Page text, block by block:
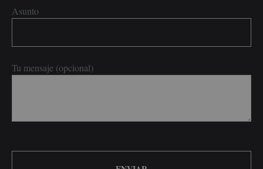
Asunto
Tu mensaje (opcional)